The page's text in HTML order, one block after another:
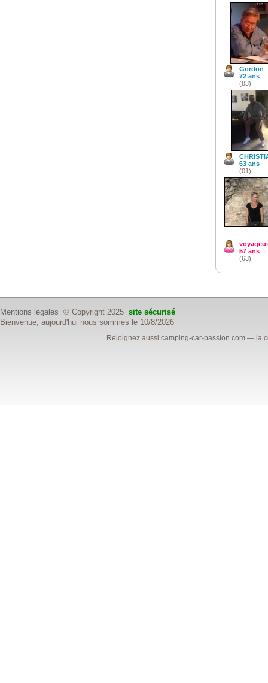
Gordon
72 ans
(83)
63 ans
(01)
57 ans
(63)
Mentions légales © Copyright 2025 site sécurisé
Bienvenue, aujourd'hui nous sommes le 10/8/2026
Rejoignez aussicamping-car-passion.com — la